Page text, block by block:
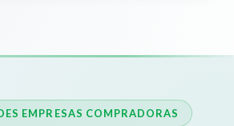
EMPRESAS COMPRADORAS